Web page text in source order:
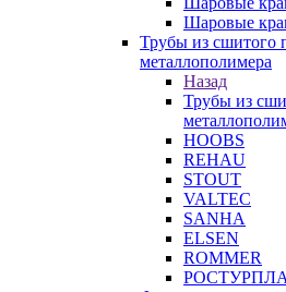
Шаровые
Трубы из сшитого
металлополимера
Назад
Трубы из
HOOBS
REHAU
STOUT
VALTEC
SANHA
ELSEN
ROMMER